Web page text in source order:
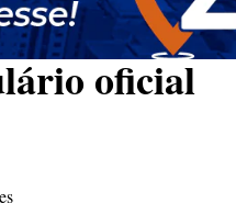
oficial